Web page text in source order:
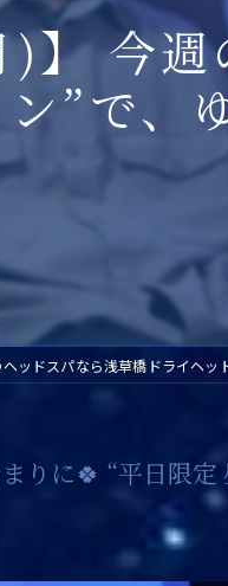
)】 今
ン”で、
ッドスパなら浅草橋ドライヘッ
りに🍀 “平日限